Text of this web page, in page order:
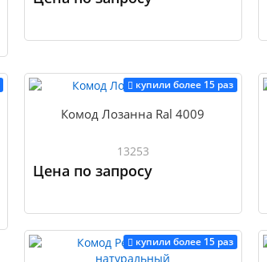
купили более 15 раз
Комод Лозанна Ral 4009
13253
Цена по запросу
купили более 15 раз